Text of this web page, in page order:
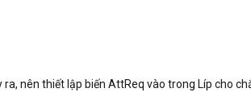
nên thiết lập biến AttReq vào trong Líp cho